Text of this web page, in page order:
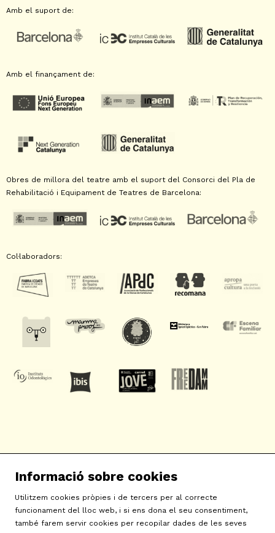
Amb el suport de:
Amb el finançament de:
Obres de millora del teatre amb el suport del Consorci del Pla de
Rehabilitació i Equipament de Teatres de Barcelona:
Col·laboradors:
c/ Neopàtria, 54
08030 Barcelona
info@sat-teatre.cat | 933457930
Informació sobre cookies
Utilitzem cookies pròpies i de tercers per al correcte
funcionament del lloc web, i si ens dona el seu consentiment,
també farem servir cookies per recopilar dades de les seves